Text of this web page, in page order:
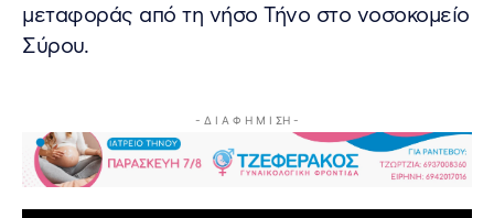
μεταφοράς από τη νήσο Τήνο στο νοσοκομείο
Σύρου.
- Δ Ι Α Φ Η Μ Ι ΣΗ -